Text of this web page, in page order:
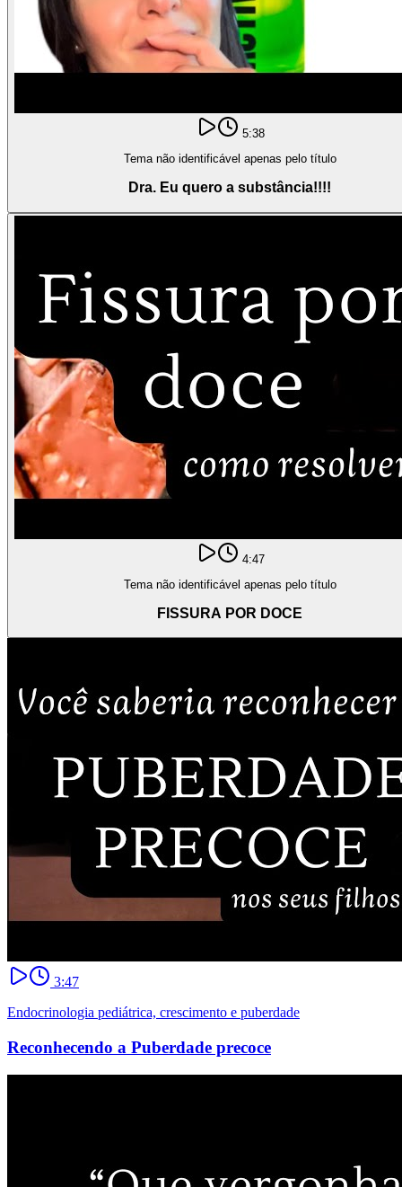
5:38
Tema não identificável apenas pelo título
Dra. Eu quero a substância!!!!
4:47
Tema não identificável apenas pelo título
FISSURA POR DOCE
3:47
Endocrinologia pediátrica, crescimento e puberdade
Reconhecendo a Puberdade precoce